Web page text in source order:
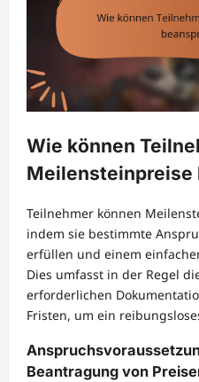
Wie können
Meilensteinpreise
Teilnehmer können
indem sie bestimmte
erfüllen und einem
Dies umfasst in der Regel
erforderlichen
Fristen, um ein
Beantragung von